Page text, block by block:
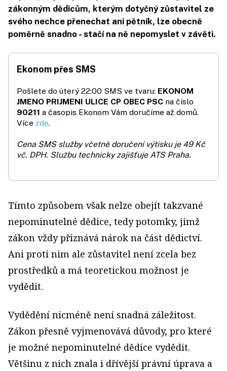
zákonným dědicům, kterým dotyčný zůstavitel ze
svého nechce přenechat ani pětník, lze obecně
poměrně snadno - stačí na ně nepomyslet v závěti.
Ekonom přes SMS
Pošlete do úterý 22:00 SMS ve tvaru: EKONOM
JMENO PRIJMENI ULICE CP OBEC PSC na číslo
90211 a časopis Ekonom Vám doručíme až domů.
Více zde.
Cena SMS služby včetně doručení výtisku je 49 Kč
vč. DPH. Službu technicky zajišťuje ATS Praha.
Tímto způsobem však nelze obejít takzvané
nepominutelné dědice, tedy potomky, jimž
zákon vždy přiznává nárok na část dědictví.
Ani proti nim ale zůstavitel není zcela bez
prostředků a má teoretickou možnost je
vydědit.
Vydědění nicméně není snadná záležitost.
Zákon přesně vyjmenovává důvody, pro které
je možné nepominutelné dědice vydědit.
Většinu z nich znala i dřívější právní úprava a